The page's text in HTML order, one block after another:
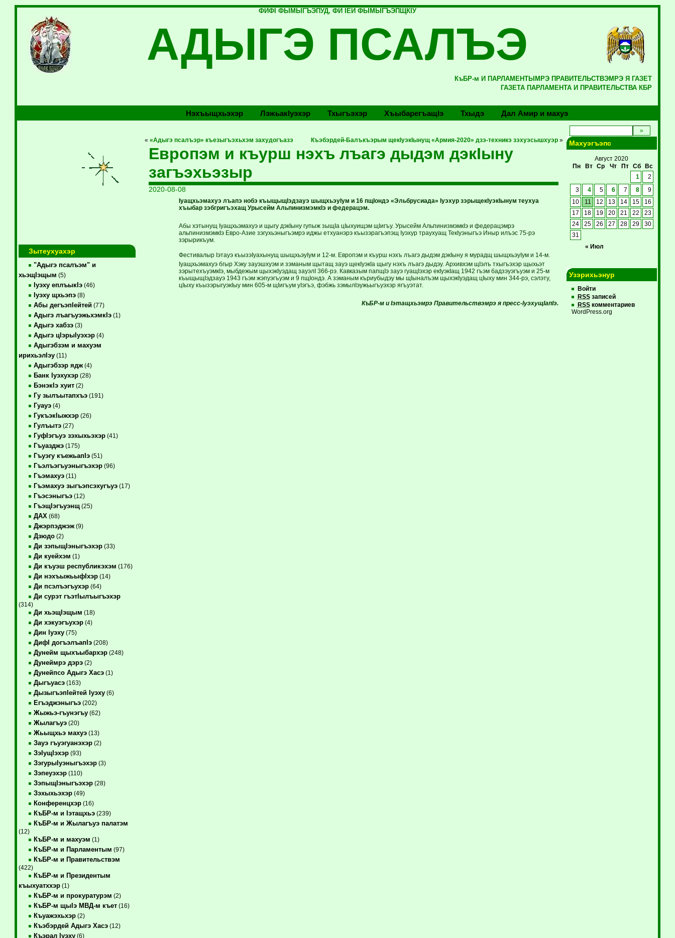
ФИФI ФЫМЫГЪЭПУД, ФИ IЕЙ ФЫМЫГЪЭПЩКIУ
АДЫГЭ ПСАЛЪЭ
КъБР-м И ПАРЛАМЕНТЫМРЭ ПРАВИТЕЛЬСТВЭМРЭ Я ГАЗЕТ
ГАЗЕТА ПАРЛАМЕНТА И ПРАВИТЕЛЬСТВА КБР
Нэхъыщхьэхэр Лэжьакlуэхэр Тхыгъэхэр Хъыбарегъащlэ Тхыдэ Дал Амир и махуэ
Зытеухуахэр
"Адыгэ псалъэм" и
хьэщIэщым (5)
Iуэху еплъыкIэ(46)
Iуэху щхьэпэ(8)
Абы дегъэпIейтей(77)
Адыгэ лъагъуэжьхэмкIэ(1)
Адыгэ хабзэ(3)
Адыгэ цIэрыIуэхэр(4)
Адыгэбзэм и махуэм
ирихьэлIэу(11)
Адыгэбзэр ядж(4)
Банк Iуэхухэр(28)
БэнэкIэ хуит(2)
Гу зылъытапхъэ(191)
Гуауэ(4)
ГукъэкIыжхэр(26)
Гулъытэ(27)
ГуфIэгъуэ зэхыхьэхэр(41)
Гъуазджэ(175)
Гъуэгу къежьапIэ(51)
Гъэлъэгъуэныгъэхэр(96)
Гъэмахуэ(11)
Гъэмахуэ зыгъэпсэхугъуэ(17)
Гъэсэныгъэ(12)
ГъэщIэгъуэнщ(25)
ДАХ (68)
Джэрпэджэж(9)
Дзюдо(2)
Ди зэпыщIэныгъэхэр(33)
Ди куейхэм (1)
Ди къуэш республикэхэм (176)
Ди нэхъыжьыфIхэр(14)
Ди псэлъэгъухэр(64)
Ди сурэт гъэтIылъыгъэхэр
(314)
Ди хьэщIэщым (18)
Ди хэкуэгъухэр(4)
Дин Iуэху(75)
ДифI догъэлъапIэ(208)
Дунейм щыхъыбархэр(248)
Дунеймрэ дэрэ(2)
Дунейпсо Адыгэ Хасэ(1)
Дыгъуасэ(163)
ДызыгъэпIейтей Iуэху(6)
Егъэджэныгъэ(202)
Жыжьэ-гъунэгъу(62)
Жылагъуэ(20)
Жьыщхьэ махуэ(13)
Зауэ гъуэгуанэхэр(2)
ЗэIущIэхэр(93)
ЗэгурыIуэныгъэхэр(3)
Зэпеуэхэр(110)
ЗэпыщIэныгъэхэр(28)
Зэхыхьэхэр(49)
Конференцхэр(16)
КъБР-м и Iэтащхьэ(239)
КъБР-м и Жылагъуэ палатэм
(12)
КъБР-м и махуэм (1)
КъБР-м и Парламентым (97)
КъБР-м и Правительствэм
(422)
КъБР-м и Президентым
къыхуатххэр(1)
КъБР-м и прокуратурэм (2)
КъБР-м щыIэ МВД-м къет(16)
Къуажэхьхэр(2)
Къэбэрдей Адыгэ Хасэ(12)
Къэрал Iуэху(6)
« «Адыгэ псалъэр» къезыгъэхьхэм захудогъазэ Къэбэрдей-Балъкъэрым щекIуэкIынущ «Армия-2020» дзэ-техникэ зэхуэсышхуэр»
Европэм и къурш нэхъ лъагэ дыдэм дэкIыну
загъэхьэзыр
2020-08-08
Iуащхьэмахуэ лъапэ нобэ къыщыщIэдзауэ шыщхьэуIум и 16 пщIондэ «Эльбрусиада» Iуэхур зэрыщекIуэкIынум теухуа
хъыбар зэбгригъэхащ Урысейм АльпинизмэмкIэ и федерацэм.
Абы хэтынущ Iуащхьэмахуэ и щыгу дэкIыну гупыж зыщIа цIыхуищэм щIигъу. Урысейм АльпинизмэмкIэ и федерацэмрэ
альпинизмэмкIэ Евро-Азие зэгухьэныгъэмрэ иджы етхуанэрэ къызэрагъэпэщ Iуэхур трау­хуащ ТекIуэныгъэ Иныр илъэс 75-рэ
зэрырикъум.
Фестивалыр Iэтауэ къызэIуахынущ шыщхьэуIум и ­12-м. Европэм и къурш нэхъ лъагэ дыдэм дэкIыну я ­мурадщ шыщхьэуIум и 14-м.
Iуащхьэмахуэ бгыр Хэку зауэшхуэм и зэманым щытащ зауэ щекIуэкIа щыгу нэхъ лъагэ дыдэу. Архивхэм щIэлъ тхыгъэхэр щыхьэт
зэрытехъуэмкIэ, мыбдежым щыхэкIуэдащ зауэлI 366-рэ. Кавказым папщIэ зауэ ­гуащIэхэр екIуэкIащ 1942 гъэм бадзэуэгъуэм и 25-м
къыщыщIэдзауэ 1943 гъэм жэпуэгъуэм и 9 пщIондэ. А зэманым къриубыдэу мы щIыналъэм щыхэкIуэдащ цIыху мин 344-рэ, сэлэту,
цIыху къызэрыгуэкIыу мин 605-м щIигъум уIэгъэ, фэбжь зэмылIэужьыгъуэхэр ­ягъуэтат.
КъБР-м и Iэтащхьэмрэ Правительствэмрэ я пресс-IуэхущIапIэ.
Махуэгъэпс
Август 2020
Пн
Вт Ср Чт Пт Сб Вс
« Июл
1 2
3 4 5 6 7 8
9
10
11 12 13 14 15
16
17
18 19 20 21 22
23
24
25 26 27 28 29
30
31
Узэрихьэнур
Войти
RSSзаписей
RSSкомментариев
WordPress.org